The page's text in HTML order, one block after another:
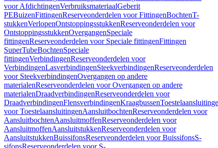
voor AfdichtingenVerbruiksmateriaalGeberit
PEBuizenFittingenReserveonderdelen voor FittingenBochtenT-
stukkenVerlopenOntstoppingsstukkenReserveonderdelen voor
OntstoppingsstukkenOvergangenSpeciale
fittingenReserveonderdelen voor Speciale fittingenFittingen
SuperTubeBochtenSpeciale
fittingenVerbindingenReserveonderdelen voor
VerbindingenLasverbindingenSteekverbindingenReserveonderdelen
voor SteekverbindingenOvergangen op andere
materialenReserveonderdelen voor Overgangen op andere
materialenDraadverbindingenReserveonderdelen voor
DraadverbindingenFlensverbindingenKraagbussen
voor ToestelaansluitingenAansluitbochtenReserveonderdelen voor
AansluitbochtenAansluitmoffenReserveonderdelen voor
AansluitmoffenAansluitstukkenReserveonderdelen voor
AansluitstukkenBuissifonsReserveonderdelen voor BuissifonsS-
sifonsReserveonderdelen voor S-